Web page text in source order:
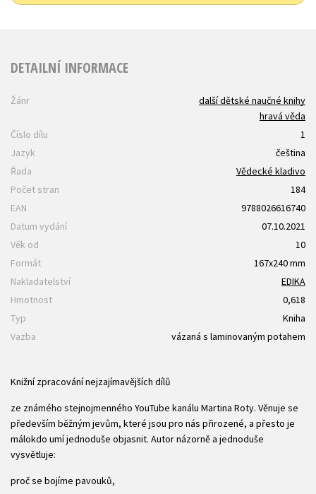
DETAILNÍ INFORMACE
Žánr
další dětské naučné knihy
hravá věda
Číslo dílu
1
Jazyk
čeština
Řada
Vědecké kladivo
Počet stran
184
EAN
9788026616740
Datum vydání
07.10.2021
Věk od
10
Formát
167x240 mm
Nakladatelství
EDIKA
Hmotnost
0,618
Typ
Kniha
Vazba
vázaná s laminovaným potahem
Knižní zpracování nejzajímavějších dílů
ze známého stejnojmenného YouTube kanálu Martina Roty. Věnuje se
především běžným jevům, které jsou pro nás přirozené, a přesto je
málokdo umí jednoduše objasnit. Autor názorně a jednoduše
vysvětluje:
proč se bojíme pavouků,